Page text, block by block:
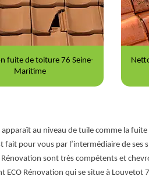
et démoussage de toiture
76
au niveau de tuile comme la
pour vous par l’intermédiaire de ses
sont très compétents et
Rénovation qui se situe à Louvetot